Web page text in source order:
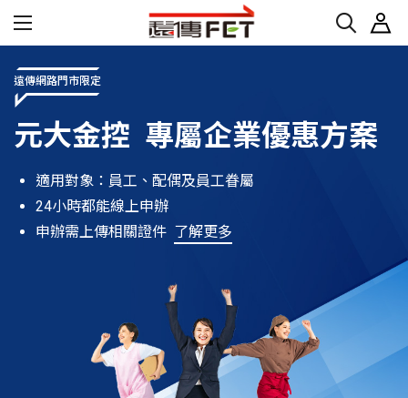
遠傳網路門市限定
元大金控 專屬企業優惠方案
適用對象：員工、配偶及員工眷屬
24小時都能線上申辦
申辦需上傳相關證件 了解更多